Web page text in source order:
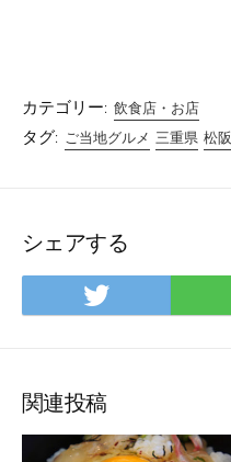
カテゴリー: 飲食店・お店
タグ: ご当地グルメ 三重県 松阪
シェアする
Twitter
で
関連投稿